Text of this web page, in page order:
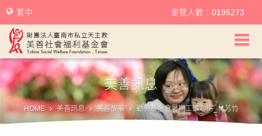
美善社會福利基金會首頁
關於美善
美善服務
繁中 瀏覽人數：0195273
美善訊息
HOME 美善訊息 美善故事 勤勞基金會暑期工讀心得_林芳竹